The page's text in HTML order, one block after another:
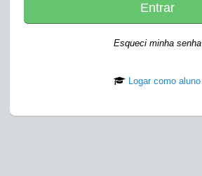
Entrar
Esqueci minha senha
Logar como aluno